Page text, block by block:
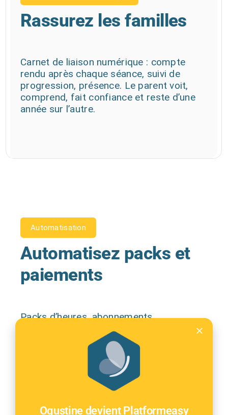
Rassurez les familles
Carnet de liaison numérique : compte
rendu après chaque séance, suivi de
progression, présence. Le parent voit,
comprend, fait confiance et reste d’une
année sur l’autre.
Automatisation
Automatisez packs et
paiements
Packs d’heures, abonnements,
prélèvement automatique, crédit d’impôt
et avance immédiate (AICI), CESU+. La
facturation se fait toute seule. Vous
récupérez le temps passé à relancer les
Ogustine devient Platformeasy